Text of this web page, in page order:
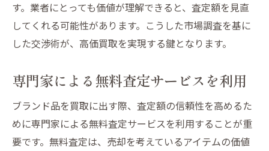
す。業者にとっても価値が理解できると、査定額を見直
してくれる可能性があります。こうした市場調査を基に
した交渉術が、高価買取を実現する鍵となります。
専門家による無料査定サービスを利用
ブランド品を買取に出す際、査定額の信頼性を高めるた
めに専門家による無料査定サービスを利用することが重
要です。無料査定は、売却を考えているアイテムの価値